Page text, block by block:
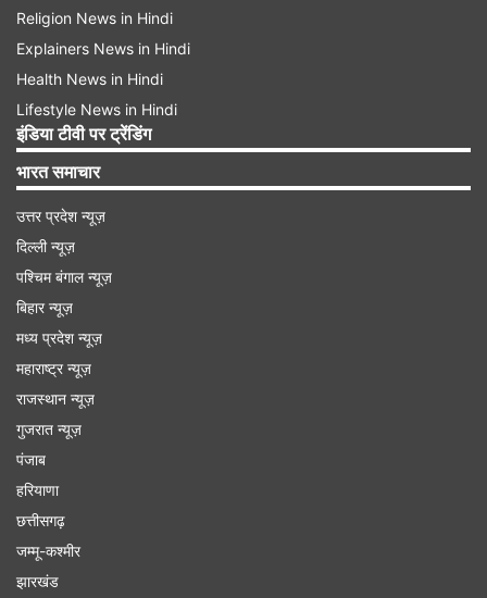
पैन कार्ड में ऐसे सुधारें अपना नाम
पैन कार्ड में नाम में गलती होने पर सबसे पहले आपको
National Securities Depository Limited यानि
NSDL की वेबसाइट
https://www.onlineservices.nsdl.com
होगा। यहां पर 'Correction in Existing PAN' के
ऑप्शन को चुनें। इसके बाद कैटेगरी टाइप को चुनें। उन
डॉक्यूमेंट की कॉपी भी अटैच करनी होगी जिसमें आपके सही
Religion News in Hindi
Explainers News in Hindi
Health News in Hindi
Lifestyle News in Hindi
इंडिया टीवी पर ट्रेंडिंग
भारत समाचार
उत्तर प्रदेश न्यूज़
दिल्ली न्यूज़
पश्चिम बंगाल न्यूज़
बिहार न्यूज़
मध्य प्रदेश न्यूज़
महाराष्ट्र न्यूज़
राजस्थान न्यूज़
गुजरात न्यूज़
पंजाब
हरियाणा
छत्तीसगढ़
जम्मू-कश्मीर
झारखंड